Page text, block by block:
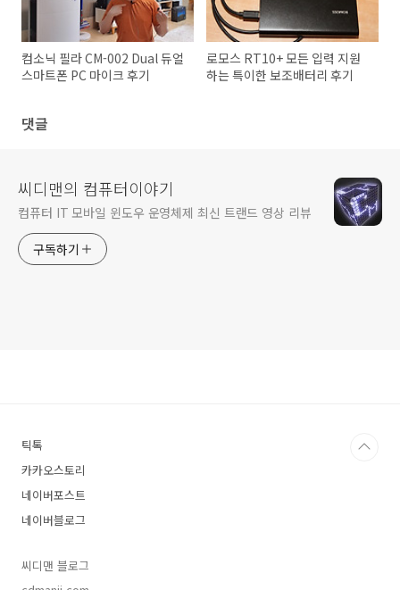
컴소닉 필라 CM-002 Dual 듀얼
스마트폰 PC 마이크 후기
로모스 RT10+ 모든 입력 지원
하는 특이한 보조배터리 후기
댓글
씨디맨의 컴퓨터이야기
컴퓨터 IT 모바일 윈도우 운영체제 최신 트랜드 영상 리뷰
구독하기
틱톡
카카오스토리
네이버포스트
네이버블로그
씨디맨 블로그